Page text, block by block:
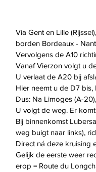
Via Gent en Lille
borden Bordeaux -
Vervolgens de A10
Vanaf Vierzon volgt u
U verlaat de A20 bij
Hier neemt u de D7 bis,
Dus: Na Limoges (A-
U volgt de weg. Er
Bij binnenkomst
weg buigt naar links),
Direct ná deze kruising
Gelijk de eerste weer
erop = Route du